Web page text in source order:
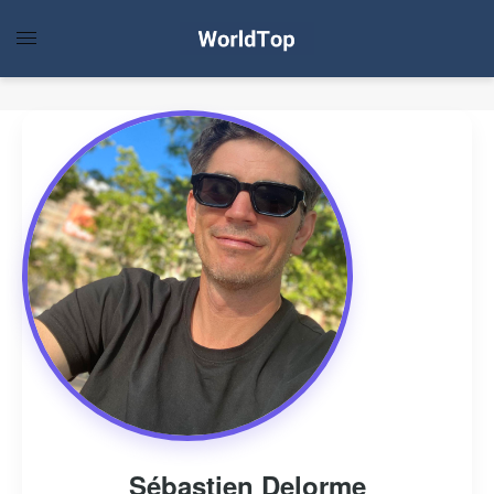
Sébastien Delorme